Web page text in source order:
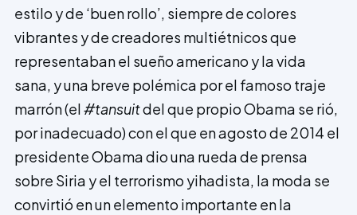
estilo y de ‘buen rollo’, siempre de colores
vibrantes y de creadores multiétnicos que
representaban el sueño americano y la vida
sana, y una breve polémica por el famoso traje
marrón (el#tansuitdel que propio Obama se rió,
por inadecuado) con el que en agosto de 2014 el
presidente Obama dio una rueda de prensa
sobre Siria y el terrorismo yihadista, la moda se
convirtió en un elemento importante en la